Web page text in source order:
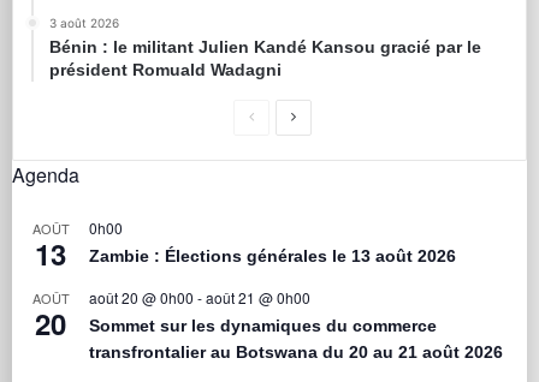
3 août 2026
Bénin : le militant Julien Kandé Kansou gracié par le
président Romuald Wadagni
Agenda
AOÛT
13
0h00
Zambie : Élections générales le 13 août 2026
AOÛT
20
août 20 @ 0h00 -août 21 @ 0h00
Sommet sur les dynamiques du commerce
transfrontalier au Botswana du 20 au 21 août 2026